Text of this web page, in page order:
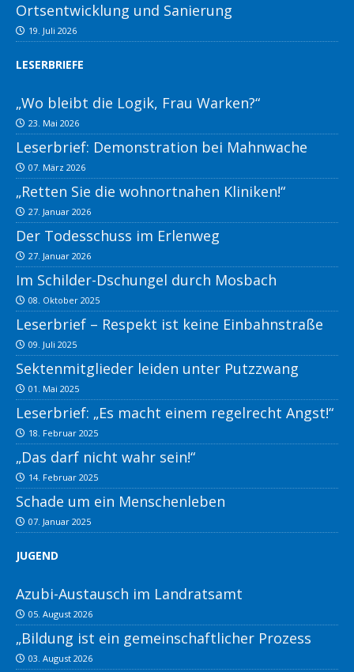
Ortsentwicklung und Sanierung
19. Juli 2026
LESERBRIEFE
„Wo bleibt die Logik, Frau Warken?“
23. Mai 2026
Leserbrief: Demonstration bei Mahnwache
07. März 2026
„Retten Sie die wohnortnahen Kliniken!“
27. Januar 2026
Der Todesschuss im Erlenweg
27. Januar 2026
Im Schilder-Dschungel durch Mosbach
08. Oktober 2025
Leserbrief – Respekt ist keine Einbahnstraße
09. Juli 2025
Sektenmitglieder leiden unter Putzzwang
01. Mai 2025
Leserbrief: „Es macht einem regelrecht Angst!“
18. Februar 2025
„Das darf nicht wahr sein!“
14. Februar 2025
Schade um ein Menschenleben
07. Januar 2025
JUGEND
Azubi-Austausch im Landratsamt
05. August 2026
„Bildung ist ein gemeinschaftlicher Prozess
03. August 2026